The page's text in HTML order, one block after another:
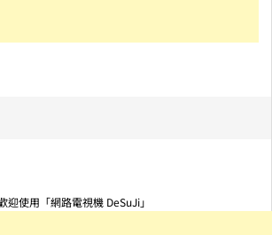
迎使用「網路電視機 DeSuJi」